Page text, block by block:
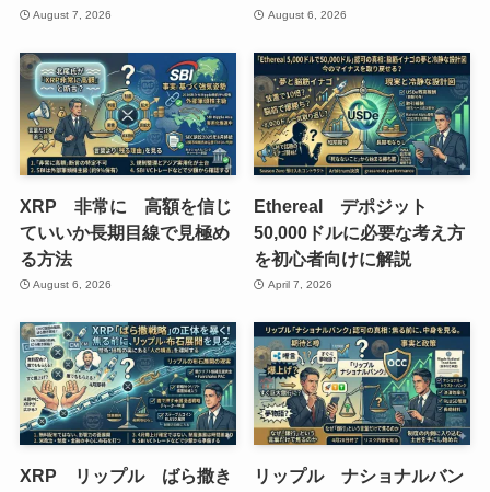
August 7, 2026 August 6, 2026
XRP 非常に 高額を信じ
ていいか長期目線で見極め
る方法
August 6, 2026
Ethereal デポジット
50,000ドルに必要な考え方
を初心者向けに解説
April 7, 2026
XRP リップル ばら撒き
リップル ナショナルバン